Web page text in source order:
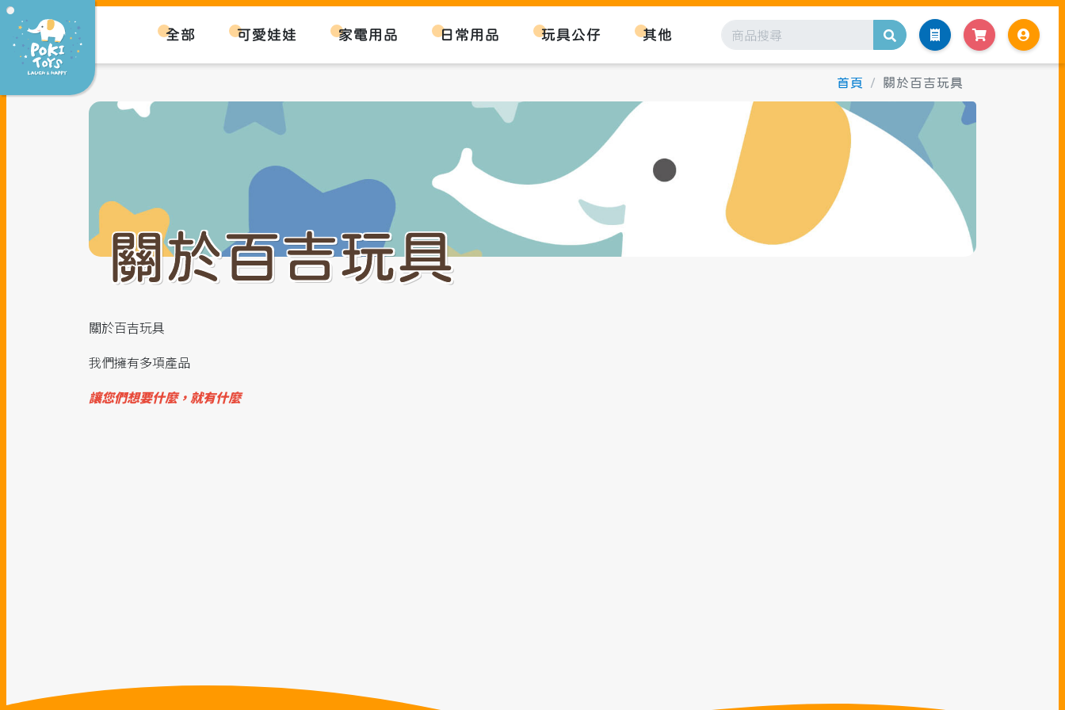
全部 可愛娃娃 家電用品 日常用品 玩具公仔 其他
首頁 關於百吉玩具
關於百吉玩具
關於百吉玩具
我們擁有多項產品
讓您們想要什麼，就有什麼